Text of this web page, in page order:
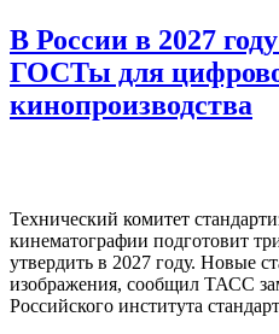
В России в 2027
ГОСТы для
кинопроизводства
Технический комитет
кинематографии подготовит
утвердить в 2027 году. Новые
изображения, сообщил ТАСС
Российского института